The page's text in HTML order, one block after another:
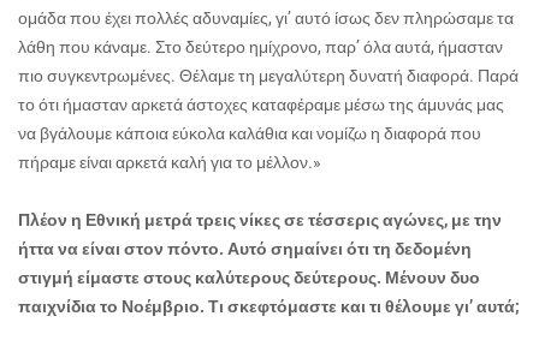
ομάδα που έχει πολλές αδυναμίες, γι’ αυτό ίσως δεν πληρώσαμε τα
λάθη που κάναμε. Στο δεύτερο ημίχρονο, παρ’ όλα αυτά, ήμασταν
πιο συγκεντρωμένες. Θέλαμε τη μεγαλύτερη δυνατή διαφορά. Παρά
το ότι ήμασταν αρκετά άστοχες καταφέραμε μέσω της άμυνάς μας
να βγάλουμε κάποια εύκολα καλάθια και νομίζω η διαφορά που
πήραμε είναι αρκετά καλή για το μέλλον.»
Πλέον η Εθνική μετρά τρεις νίκες σε τέσσερις αγώνες, με την
ήττα να είναι στον πόντο. Αυτό σημαίνει ότι τη δεδομένη
στιγμή είμαστε στους καλύτερους δεύτερους. Μένουν δυο
παιχνίδια το Νοέμβριο. Τι σκεφτόμαστε και τι θέλουμε γι’ αυτά;